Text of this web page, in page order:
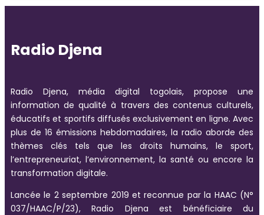
Radio Djena
Radio Djena, média digital togolais, propose une
information de qualité à travers des contenus culturels,
éducatifs et sportifs diffusés exclusivement en ligne. Avec
plus de 16 émissions hebdomadaires, la radio aborde des
thèmes clés tels que les droits humains, le sport,
l’entrepreneuriat, l’environnement, la santé ou encore la
transformation digitale.
Lancée le 2 septembre 2019 et reconnue par la HAAC (N°
037/HAAC/P/23), Radio Djena est bénéficiaire du